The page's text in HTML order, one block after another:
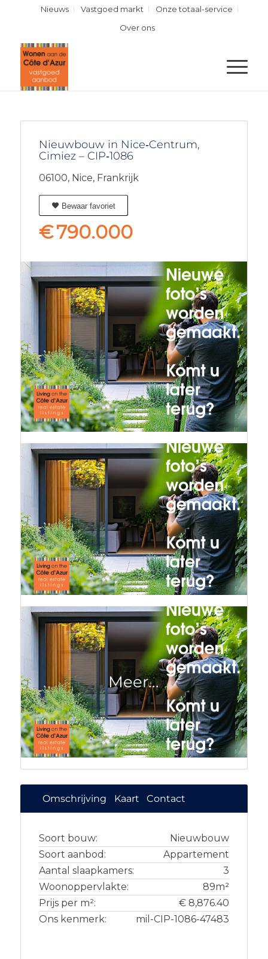
Nieuws Vastgoed markt
Onze totaal-service
Over ons
Nieuwbouw in Nice‑Centrum,
Cimiez – CIP‑1086
06100, Nice, Frankrijk
Bewaar favoriet
€790.000
Omschrijving Kaart Contact
Soort bouw:
Nieuwbouw
Soort aanbod:
Appartement
Aantal slaapkamers:
3
Woonoppervlakte:
89m²
Prijs per m²:
€ 8,876.40
Ons kenmerk:
mil-CIP-1086-47483